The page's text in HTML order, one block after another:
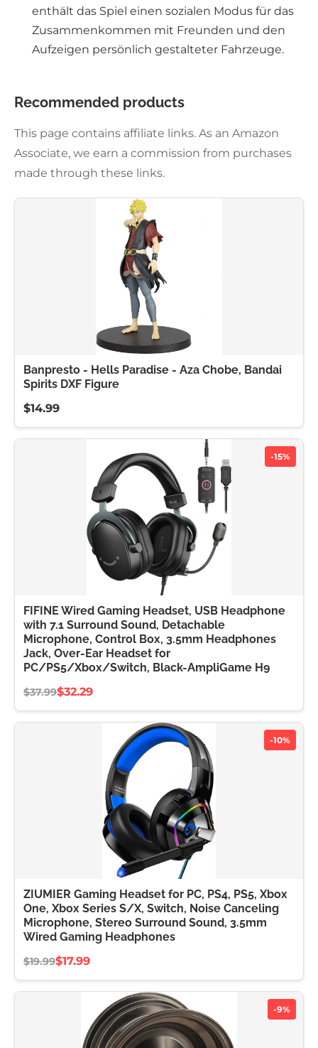
enthält das Spiel einen sozialen Modus für das
Zusammenkommen mit Freunden und den
Aufzeigen persönlich gestalteter Fahrzeuge.
Recommended products
This page contains affiliate links. As an Amazon
Associate, we earn a commission from purchases
made through these links.
Banpresto - Hells Paradise - Aza Chobe, Bandai
Spirits DXF Figure
$14.99
-15%
FIFINE Wired Gaming Headset, USB Headphone
with 7.1 Surround Sound, Detachable
Microphone, Control Box, 3.5mm Headphones
Jack, Over-Ear Headset for
PC/PS5/Xbox/Switch, Black-AmpliGame H9
$37.99$32.29
-10%
ZIUMIER Gaming Headset for PC, PS4, PS5, Xbox
One, Xbox Series S/X, Switch, Noise Canceling
Microphone, Stereo Surround Sound, 3.5mm
Wired Gaming Headphones
$19.99$17.99
-9%